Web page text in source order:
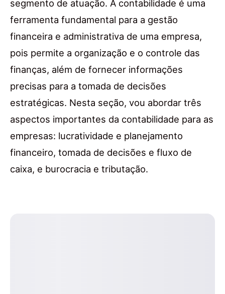
segmento de atuação. A contabilidade é uma
ferramenta fundamental para a gestão
financeira e administrativa de uma empresa,
pois permite a organização e o controle das
finanças, além de fornecer informações
precisas para a tomada de decisões
estratégicas. Nesta seção, vou abordar três
aspectos importantes da contabilidade para as
empresas: lucratividade e planejamento
financeiro, tomada de decisões e fluxo de
caixa, e burocracia e tributação.